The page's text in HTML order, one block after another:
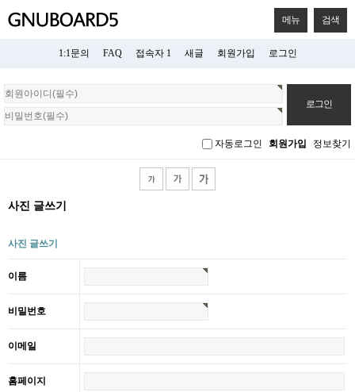
메뉴 검색
1:1문의 FAQ 접속자 1 새글 회원가입 로그인
회
원
로
자동로그인 회원가입 정보찾기
사진 글쓰기
사진 글쓰기
이름
비밀번호
이메일
홈페이지